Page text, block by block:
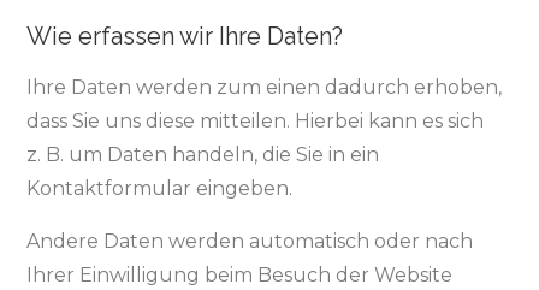
Wie erfassen wir Ihre Daten?
Ihre Daten werden zum einen dadurch erhoben,
dass Sie uns diese mitteilen. Hierbei kann es sich
z. B. um Daten handeln, die Sie in ein
Kontaktformular eingeben.
Andere Daten werden automatisch oder nach
Ihrer Einwilligung beim Besuch der Website